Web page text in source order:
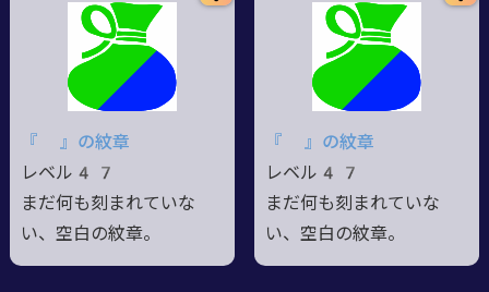
『 』の紋章
レベル47
まだ何も刻まれていな
い、空白の紋章。
『 』の紋章
レベル47
まだ何も刻まれていな
い、空白の紋章。